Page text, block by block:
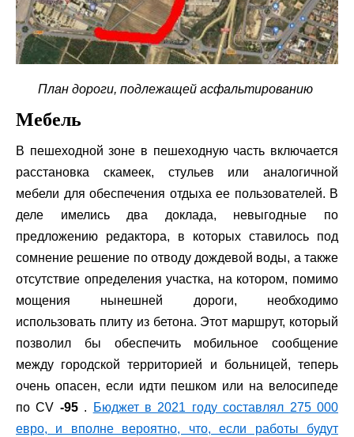
План дороги, подлежащей асфальтированию
Мебель
В пешеходной зоне в пешеходную часть включается
расстановка скамеек, стульев или аналогичной
мебели для обеспечения отдыха ее пользователей. В
деле имелись два доклада, невыгодные по
предложению редактора, в которых ставилось под
сомнение решение по отводу дождевой воды, а также
отсутствие определения участка, на котором, помимо
мощения нынешней дороги, необходимо
использовать плиту из бетона. Этот маршрут, который
позволил бы обеспечить мобильное сообщение
между городской территорией и больницей, теперь
очень опасен, если идти пешком или на велосипеде
по CV -95.
Бюджет в 2021 году составлял 275 000
евро, и вполне вероятно, что, если работы будут